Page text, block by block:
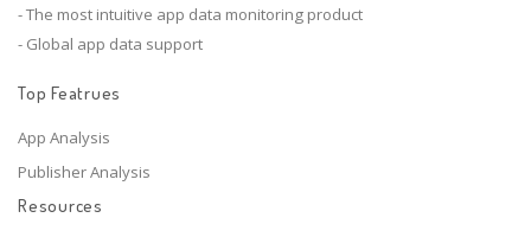
- The most intuitive app data monitoring product
- Global app data support
Top Featrues
App Analysis
Publisher Analysis
Resources